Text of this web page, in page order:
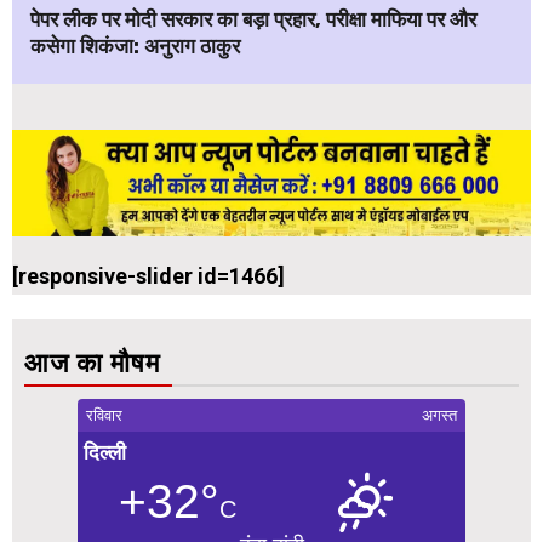
पेपर लीक पर मोदी सरकार का बड़ा प्रहार, परीक्षा माफिया पर और
कसेगा शिकंजा: अनुराग ठाकुर
[responsive-slider id=1466]
आज का मौषम
रविवार अगस्त
दिल्ली
+32°C